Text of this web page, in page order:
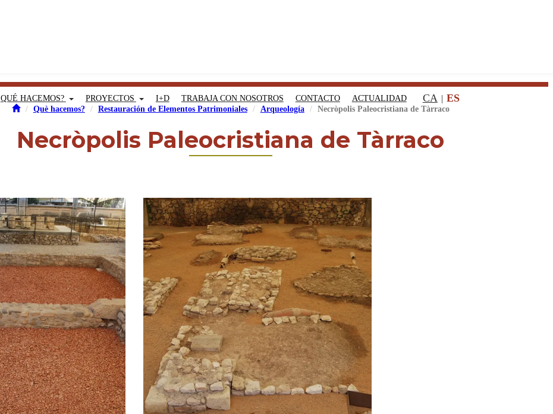
QUÉ HACEMOS? PROYECTOS I+D TRABAJA CON NOSOTROS CONTACTO ACTUALIDAD CA ES
Què hacemos? Restauración de Elementos Patrimoniales Arqueología Necròpolis Paleocristiana de Tàrraco
Necròpolis Paleocristiana de Tàrraco